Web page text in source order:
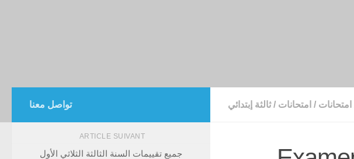
امتحانات / امتحانات / ثالثة إبتدائي تواصل معنا
ARTICLE SUIVANT
جميع تقييمات السنة الثالثة الثلاثي الأول